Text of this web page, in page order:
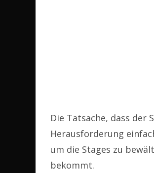
Die Tatsache, dass der
Herausforderung
um die Stages zu
bekommt.